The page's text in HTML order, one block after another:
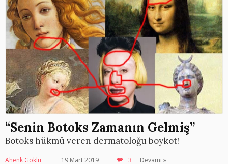
“Senin Botoks Zamanın Gelmiş”
Botoks hükmü veren dermatoloğu boykot!
Ahenk Göklü 19 Mart 2019 3 Devamı »